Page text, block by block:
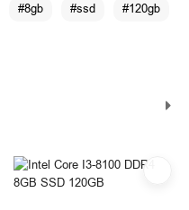
#8gb #ssd #120gb